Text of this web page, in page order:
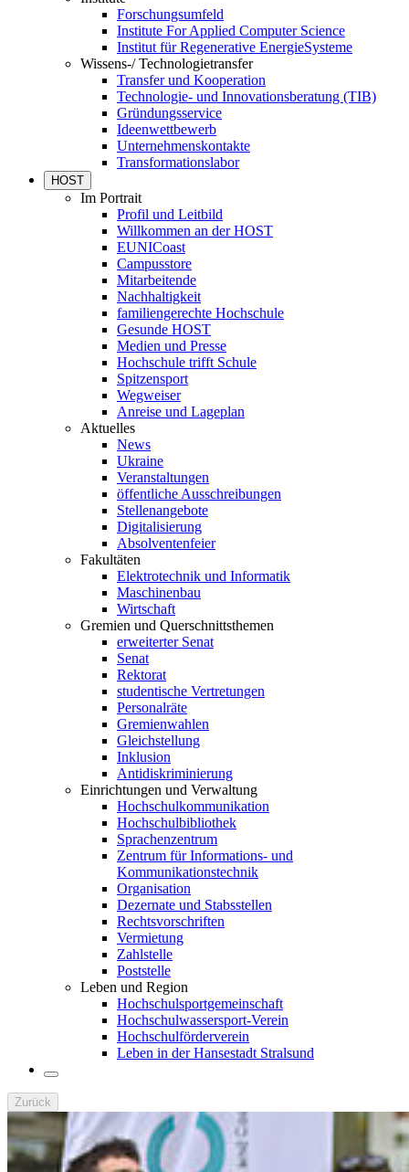
Forschungsumfeld
Institute For Applied Computer Science
Institut für Regenerative EnergieSysteme
Wissens-/ Technologietransfer
Transfer und Kooperation
Technologie- und Innovationsberatung (TIB)
Gründungsservice
Ideenwettbewerb
Unternehmenskontakte
Transformationslabor
HOST
Im Portrait
Profil und Leitbild
Willkommen an der HOST
EUNICoast
Campusstore
Mitarbeitende
Nachhaltigkeit
familiengerechte Hochschule
Gesunde HOST
Medien und Presse
Hochschule trifft Schule
Spitzensport
Wegweiser
Anreise und Lageplan
Aktuelles
News
Ukraine
Veranstaltungen
öffentliche Ausschreibungen
Stellenangebote
Digitalisierung
Absolventenfeier
Fakultäten
Elektrotechnik und Informatik
Maschinenbau
Wirtschaft
Gremien und Querschnittsthemen
erweiterter Senat
Senat
Rektorat
studentische Vertretungen
Personalräte
Gremienwahlen
Gleichstellung
Inklusion
Antidiskriminierung
Einrichtungen und Verwaltung
Hochschulkommunikation
Hochschulbibliothek
Sprachenzentrum
Zentrum für Informations- und
Kommunikationstechnik
Organisation
Dezernate und Stabsstellen
Rechtsvorschriften
Vermietung
Zahlstelle
Poststelle
Leben und Region
Hochschulsportgemeinschaft
Hochschulwassersport-Verein
Hochschulförderverein
Leben in der Hansestadt Stralsund
Zurück